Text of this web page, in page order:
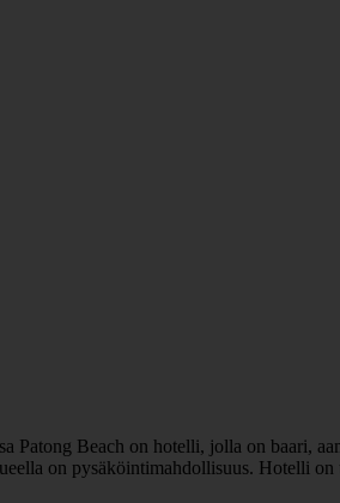
Patong Beach on hotelli, jolla on baari,
on pysäköintimahdollisuus. Hotelli